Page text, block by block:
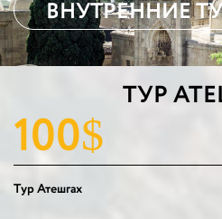
ВНУТРЕННИЕ
TУР
100$
Tур Атешгах